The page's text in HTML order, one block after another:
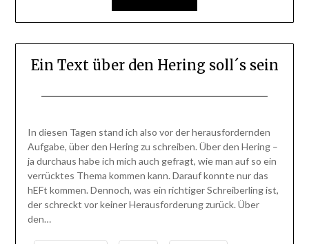
Ein Text über den Hering soll´s sein
15.
Mai
2013
In diesen Tagen stand ich also vor der herausfordernden
Aufgabe, über den Hering zu schreiben. Über den Hering –
ja durchaus habe ich mich auch gefragt, wie man auf so ein
verrücktes Thema kommen kann. Darauf konnte nur das
hEFt kommen. Dennoch, was ein richtiger Schreiberling ist,
der schreckt vor keiner Herausforderung zurück. Über
den…